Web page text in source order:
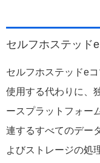
セルフホステッド
セルフホステッドe
使用する代わりに、
ースプラットフォー
連するすべてのデー
よびストレージの処